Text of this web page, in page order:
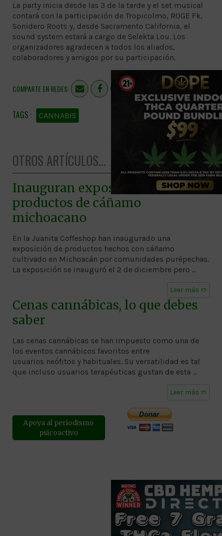
La party inicia desde las 3 de la tarde y el set musical
contará con la participación de Tropicolmo, ROGE Fk,
Sonidero Roots y, desde Sacramento California, el
sound system estará a cargo de Selekta Lou. Los
organizadores agradecen a todos los aliados,
colaboradores y amigos por su participación.
COMPARTE EN REDES:
CANNABIS
OTROS ARTÍCULOS...
Inauguran exposición de
productos de cáñamo
michoacano
En la Juanita Coffeshop han inaugurado una
exposición de productos hechos con cáñamo
cultivado en Michoacán por comunidades purépechas.
La exposición se inauguró el 2 de diciembre pero …
Leer más ➱
Cenas cannábicas, lo que debes
saber
Las cenas cannábicas se han impuesto como una de
los eventos cannábicos favoritos entre
usuarios neófitos y habituales. Su versatilidad es tal
que incluso usuarios terapéuticas gustan de esta …
Leer más ➱
Apoya al periodismo
psicoactivo